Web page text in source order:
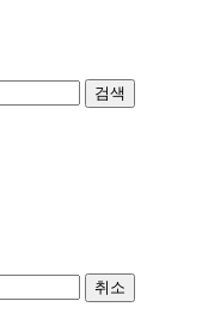
검색
취소